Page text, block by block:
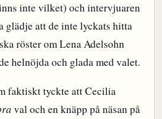
inte vilket) och intervjuaren
glädje att de inte lyckats hitta
röster om Lena Adelsohn
helnöjda och glada med valet.
faktiskt tyckte att Cecilia
val och en knäpp på näsan på